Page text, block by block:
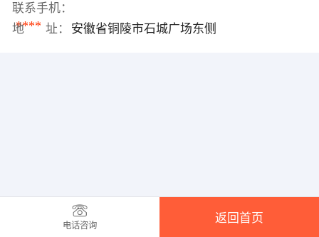
联系手机：
****
地 址： 安徽省铜陵市石城广场东侧
电话咨询
返回首页